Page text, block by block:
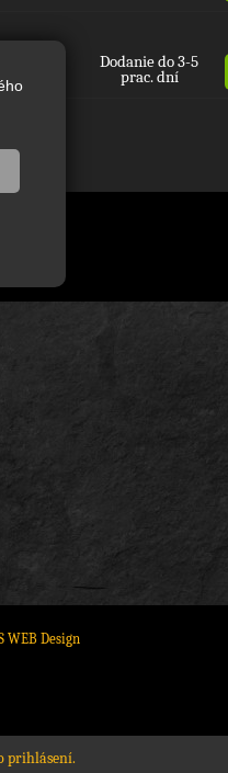
Dodanie do 3-5
prac. dní
WEB Design
prihlásení.